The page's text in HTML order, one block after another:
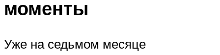
моменты
Уже на седьмом месяце